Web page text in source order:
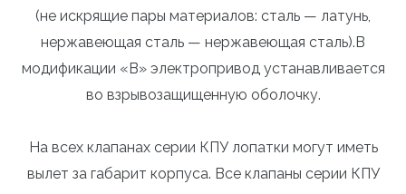
(не искрящие пары материалов: сталь — латунь,
нержавеющая сталь — нержавеющая сталь).В
модификации «В» электропривод устанавливается
во взрывозащищенную оболочку.
На всех клапанах серии КПУ лопатки могут иметь
вылет за габарит корпуса. Все клапаны серии КПУ